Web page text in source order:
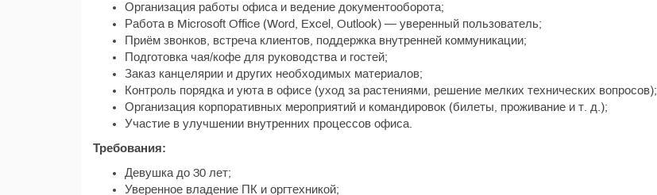
Организация работы офиса и ведение документооборота;
Работа в Microsoft Office (Word, Excel, Outlook) — уверенный пользователь;
Приём звонков, встреча клиентов, поддержка внутренней коммуникации;
Подготовка чая/кофе для руководства и гостей;
Заказ канцелярии и других необходимых материалов;
Контроль порядка и уюта в офисе (уход за растениями, решение мелких технических вопросов);
Организация корпоративных мероприятий и командировок (билеты, проживание и т. д.);
Участие в улучшении внутренних процессов офиса.
Требования:
Девушка до 30 лет;
Уверенное владение ПК и оргтехникой;